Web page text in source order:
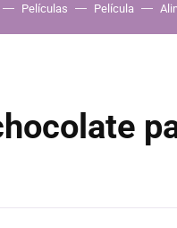
Películas Película